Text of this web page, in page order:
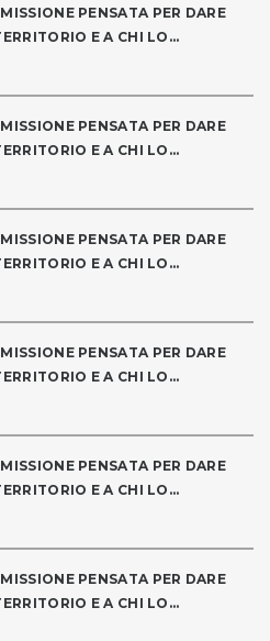
PENSATA PER DARE
E A CHI LO...
PENSATA PER DARE
E A CHI LO...
PENSATA PER DARE
E A CHI LO...
PENSATA PER DARE
E A CHI LO...
PENSATA PER DARE
E A CHI LO...
PENSATA PER DARE
E A CHI LO...